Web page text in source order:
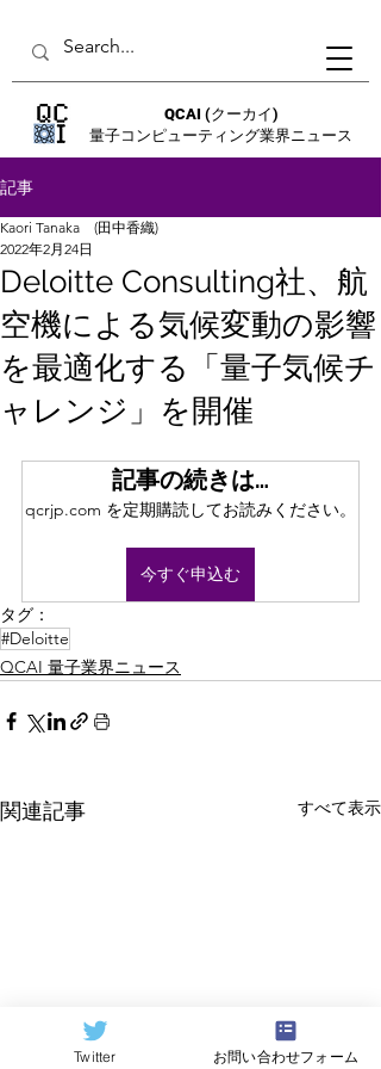
QCAI (クーカイ)
量子コンピューティング業界ニュース
記事
Deloitte Consulting社、航
空機による気候変動の影響
を最適化する「量子気候チ
ャレンジ」を開催
Kaori Tanaka (田中香織)
2022年2月24日
記事の続きは…
qcrjp.com を定期購読してお読みください。
今すぐ申込む
タグ：
#Deloitte
QCAI 量子業界ニュース
関連記事 すべて表示
Twitter お問い合わせフォーム